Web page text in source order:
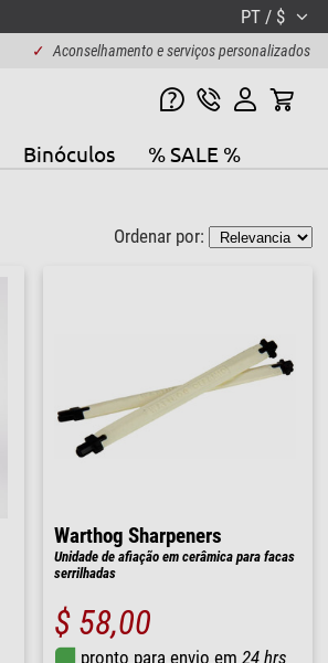
PT / $
✓ Aconselhamento e serviços personalizados
Binóculos % SALE %
Ordenar por:
Warthog Sharpeners
Unidade de afiação em cerâmica para facas
serrilhadas
$ 58,00
pronto para envio em 24 hrs